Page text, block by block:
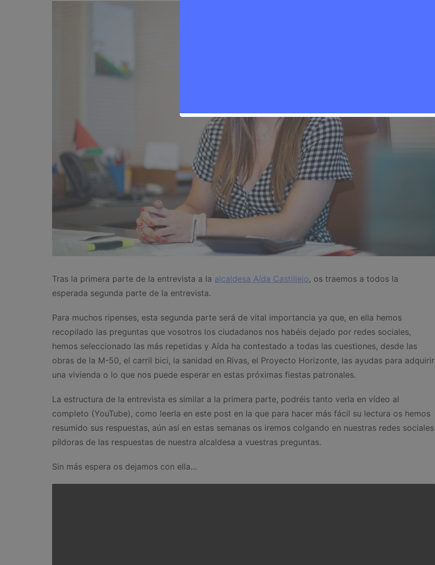
Tras la primera parte de la entrevista a la alcaldesa Aída Castillejo, os traemos a todos la
esperada segunda parte de la entrevista.
Para muchos ripenses, esta segunda parte será de vital importancia ya que, en ella hemos
recopilado las preguntas que vosotros los ciudadanos nos habéis dejado por redes sociales,
hemos seleccionado las más repetidas y Aída ha contestado a todas las cuestiones, desde las
obras de la M-50, el carril bici, la sanidad en Rivas, el Proyecto Horizonte, las ayudas para adquirir
una vivienda o lo que nos puede esperar en estas próximas fiestas patronales.
La estructura de la entrevista es similar a la primera parte, podréis tanto verla en vídeo al
completo (YouTube), como leerla en este post en la que para hacer más fácil su lectura os hemos
resumido sus respuestas, aún así en estas semanas os iremos colgando en nuestras redes sociales
píldoras de las respuestas de nuestra alcaldesa a vuestras preguntas.
Sin más espera os dejamos con ella…